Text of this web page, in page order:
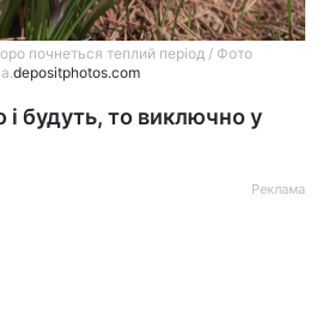
почнеться теплий період / Фото
depositphotos.com
будуть, то виключно у
Реклама